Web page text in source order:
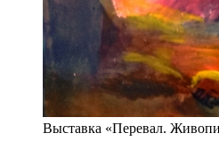
Выставка «Перевал.